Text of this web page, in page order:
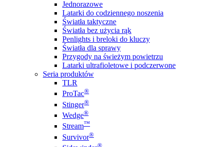
Jednorazowe
Latarki do codziennego noszenia
Światła taktyczne
Światła bez użycia rąk
Penlights i breloki do kluczy
Światła dla sprawy
Przygody na świeżym powietrzu
Latarki ultrafioletowe i podczerwone
Seria produktów
TLR
ProTac®
Stinger®
Wedge®
Stream™
Survivor®
®